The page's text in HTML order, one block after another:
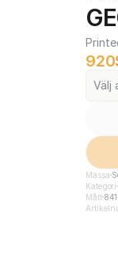
920
Välj
Mässa
Kategori
Mått